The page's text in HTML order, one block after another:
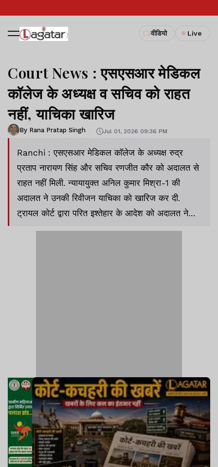
वीडियो Live
Court News : एसएसआर मेडिकल
कॉलेज के अध्यक्ष व सचिव को राहत
नहीं, याचिका खारिज
By Rana Pratap Singh Jul 01, 2026 09:36 PM
Ranchi : एसएसआर मेडिकल कॉलेज के अध्यक्ष रुद्र
प्रताप नारायण सिंह और सचिव रणजीत कौर को अदालत से
राहत नहीं मिली. न्यायायुक्त अनिल कुमार मिश्रा-1 की
अदालत ने उनकी रिवीजन याचिका को खारिज कर दी.
ट्रायल कोर्ट द्वारा परित इश्तेहार के आदेश को अदालत ने